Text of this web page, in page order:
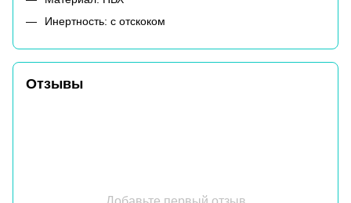
Инертность: с отскоком
Отзывы